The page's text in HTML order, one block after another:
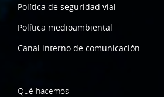
Política de seguridad vial
Política medioambiental
Canal interno de comunicación
Qué hacemos